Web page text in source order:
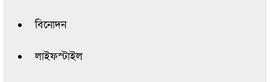
বিনোদন
লাইফস্টাইল